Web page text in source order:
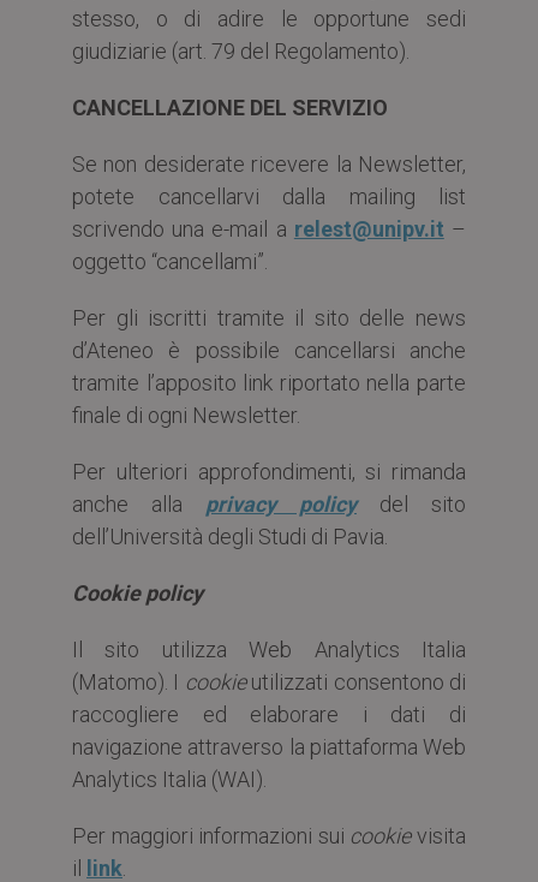
stesso, o di adire le opportune sedi
giudiziarie (art. 79 del Regolamento).
CANCELLAZIONE DEL SERVIZIO
Se non desiderate ricevere la Newsletter,
potete cancellarvi dalla mailing list
scrivendo una e-mail a relest@unipv.it –
oggetto “cancellami”.
Per gli iscritti tramite il sito delle news
d’Ateneo è possibile cancellarsi anche
tramite l’apposito link riportato nella parte
finale di ogni Newsletter.
Per ulteriori approfondimenti, si rimanda
anche alla privacy policydel sito
dell’Università degli Studi di Pavia.
Cookie policy
Il sito utilizza Web Analytics Italia
(Matomo). I cookieutilizzati consentono di
raccogliere ed elaborare i dati di
navigazione attraverso la piattaforma Web
Analytics Italia (WAI).
Per maggiori informazioni sui cookievisita
il
link